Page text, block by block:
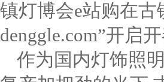
镇灯博会e站购在
denggle.com”开启
作为国内灯饰照